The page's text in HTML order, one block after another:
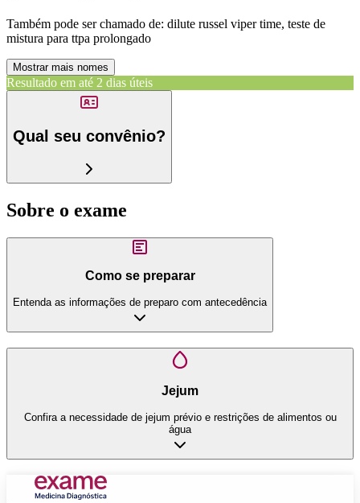
Também pode ser chamado de: dilute russel viper time, teste de
mistura para ttpa prolongado
Mostrar mais nomes
Resultado em até 2 dias úteis
Qual seu convênio?
Sobre o exame
Como se preparar
Entenda as informações de preparo com antecedência
Jejum
Confira a necessidade de jejum prévio e restrições de alimentos ou
água